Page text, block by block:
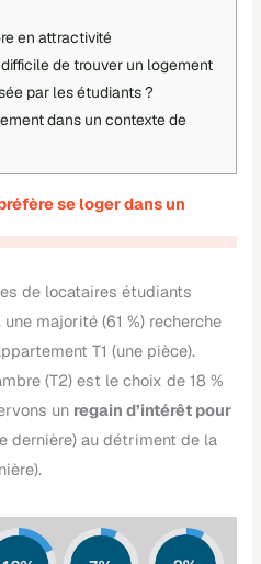
en attractivité
de trouver un logement
par les étudiants ?
dans un contexte de
se loger dans un
de locataires étudiants
une majorité (61 %) recherche
T1 (une pièce).
(T2) est le choix de 18 %
un regain d’intérêt pour
dernière) au détriment de la